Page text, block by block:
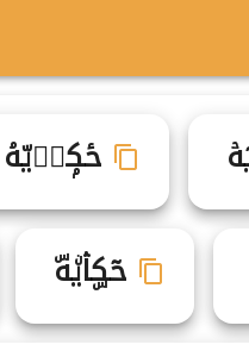
حٔكۭاࣵيّهۘ
حٓكۣاۛيۨهۜ